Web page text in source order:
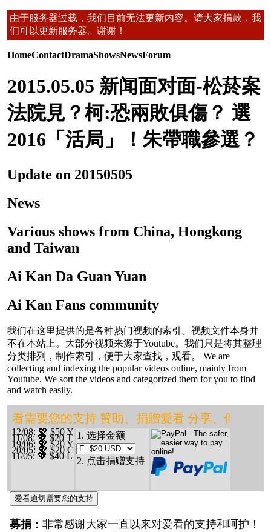
由于服务器过载，我们目前无法更新内容。请大家捐款，我
们可以更新服务器。谢谢！
HomeContactDramaShowsNewsForum
2015.05.05 新闻面对面-松菸案
法院見？柯:恐兩敗俱傷？ 選
2016「活局」！朱帶職參選？
Update on 20150505
News
Various shows from China, Hongkong
and Taiwan
Ai Kan Da Guan Yuan
Ai Kan Fans community
我们在这里提供的是各种热门视频的索引。视频文件本身并
不在本站上。大部分视频来源于Youtube。我们只是将其整理
分类排列，制作索引，便于大家查找，观看。 We are
collecting and indexing the popular videos online, mainly from
Youtube. We sort the videos and categorized them for you to find
and watch easily.
❤️ 愛看需要您的支持 贊助、捐贈愛看 分
12/08: 💖 $50 Y
11/08: 💖 $20 T
19/06: 💖 $20 Y
20/05: 💖 $20 C
11/05: 💖 $40 L
1. 选择金额
2. 点击捐赠支持
爱看迫切需要您的支持
募捐 ：非常感谢大家一直以来对爱看的支持和呵护！